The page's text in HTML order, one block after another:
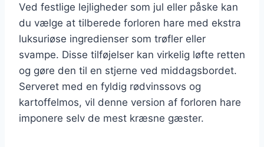
Ved festlige lejligheder som jul eller påske kan
du vælge at tilberede forloren hare med ekstra
luksuriøse ingredienser som trøfler eller
svampe. Disse tilføjelser kan virkelig løfte retten
og gøre den til en stjerne ved middagsbordet.
Serveret med en fyldig rødvinssovs og
kartoffelmos, vil denne version af forloren hare
imponere selv de mest kræsne gæster.